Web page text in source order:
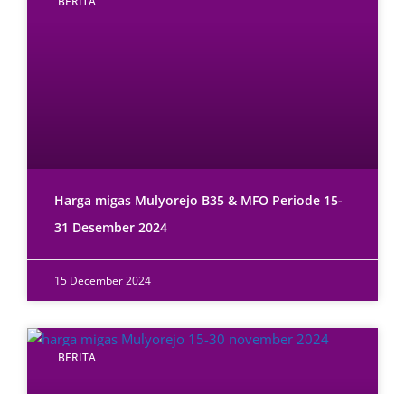
Harga migas Mulyorejo B35 & MFO Periode 15-
31 Desember 2024
15 December 2024
BERITA